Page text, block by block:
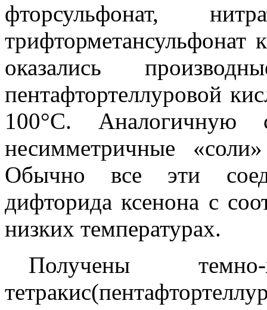
фторсульфонат,
трифторметансульфонат
оказались
пентафтортеллуровой
100°С. Аналогичную
несимметричные
Обычно все эти
дифторида ксенона с
низких температурах.
Получены темно-